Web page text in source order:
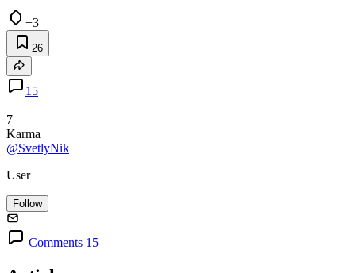
+3
26
15
7
Karma
@SvetlyNik
User
Follow
Comments 15